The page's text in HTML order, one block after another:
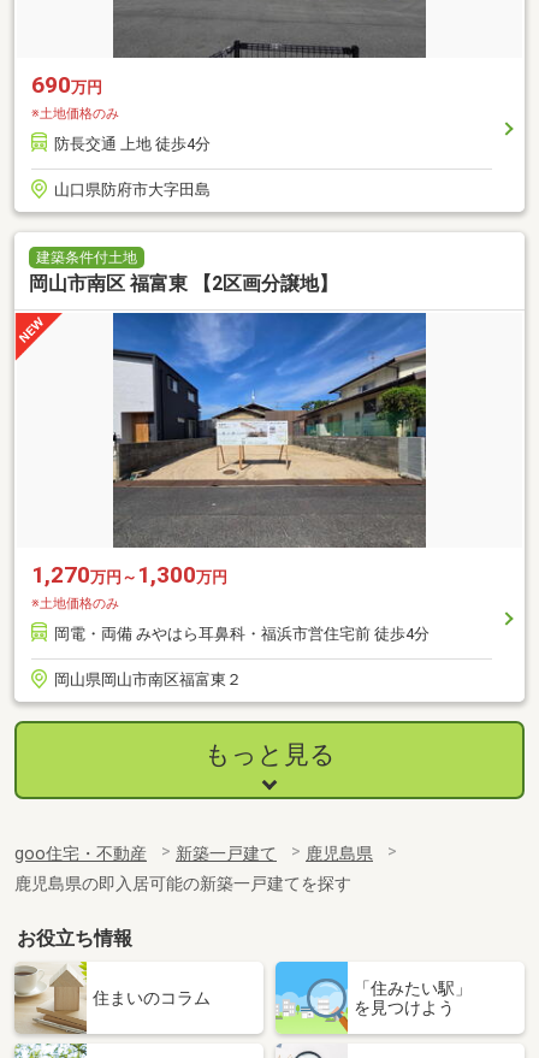
690万円
※土地価格のみ
防長交通 上地 徒歩4分
山口県防府市大字田島
建築条件付土地
岡山市南区 福富東 【2区画分譲地】
1,270万円～ 1,300万円
※土地価格のみ
岡電・両備 みやはら耳鼻科・福浜市営住宅前 徒歩4分
岡山県岡山市南区福富東２
もっと見る
goo住宅・不動産 新築一戸建て
鹿児島県
鹿児島県の即入居可能の新築一戸建てを探す
お役立ち情報
住まいのコラム
「住みたい駅」
を見つけよう